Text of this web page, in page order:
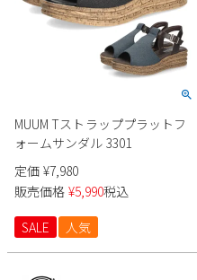
MUUM Tストラッププラットフ
ォームサンダル 3301
定価 ¥7,980
販売価格 ¥5,990税込
SALE
人気